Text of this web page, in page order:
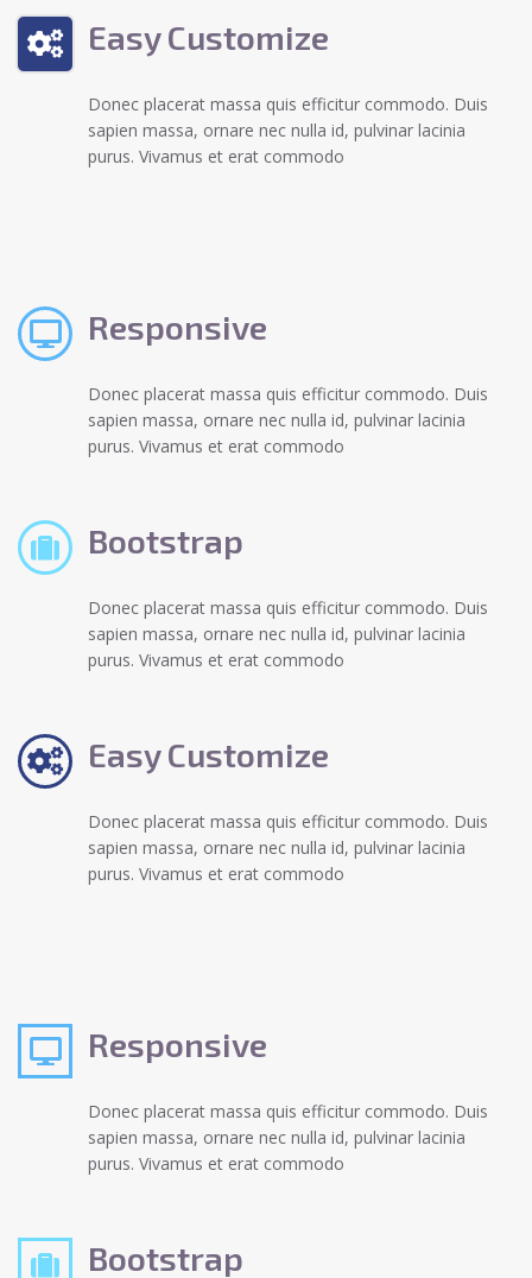
Easy Customize
Donec placerat massa quis efficitur commodo. Duis
sapien massa, ornare nec nulla id, pulvinar lacinia
purus. Vivamus et erat commodo
Responsive
Donec placerat massa quis efficitur commodo. Duis
sapien massa, ornare nec nulla id, pulvinar lacinia
purus. Vivamus et erat commodo
Bootstrap
Donec placerat massa quis efficitur commodo. Duis
sapien massa, ornare nec nulla id, pulvinar lacinia
purus. Vivamus et erat commodo
Easy Customize
Donec placerat massa quis efficitur commodo. Duis
sapien massa, ornare nec nulla id, pulvinar lacinia
purus. Vivamus et erat commodo
Responsive
Donec placerat massa quis efficitur commodo. Duis
sapien massa, ornare nec nulla id, pulvinar lacinia
purus. Vivamus et erat commodo
Bootstrap